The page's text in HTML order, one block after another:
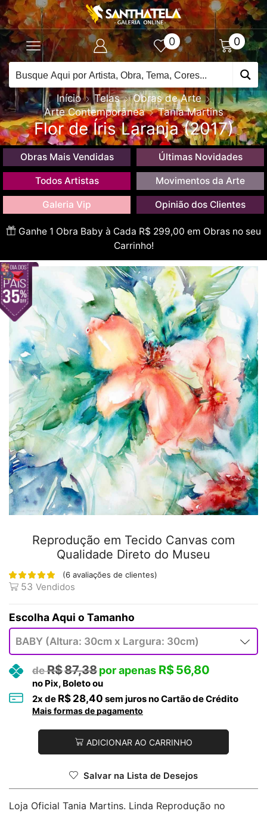
0 0
Início Telas
Obras de Arte
Arte Contemporânea
Tania Martins
Flor de Íris Laranja (2017)
Obras Mais Vendidas Últimas Novidades
Todos Artistas Movimentos da Arte
Galeria Vip Opinião dos Clientes
Ganhe 1 Obra Baby à Cada R$ 299,00 em Obras no seu
Carrinho!
Reprodução em Tecido Canvas com
Qualidade Direto do Museu
(6 avaliações de clientes)
53 Vendidos
Tamanho
R$87,38 R$56,80
no Pix, Boleto ou
2x de R$ 28,40 sem juros no Cartão de Crédito
Mais formas de pagamento
ADICIONAR AO CARRINHO
Salvar na Lista de Desejos
Loja Oficial Tania Martins. Linda Reprodução no